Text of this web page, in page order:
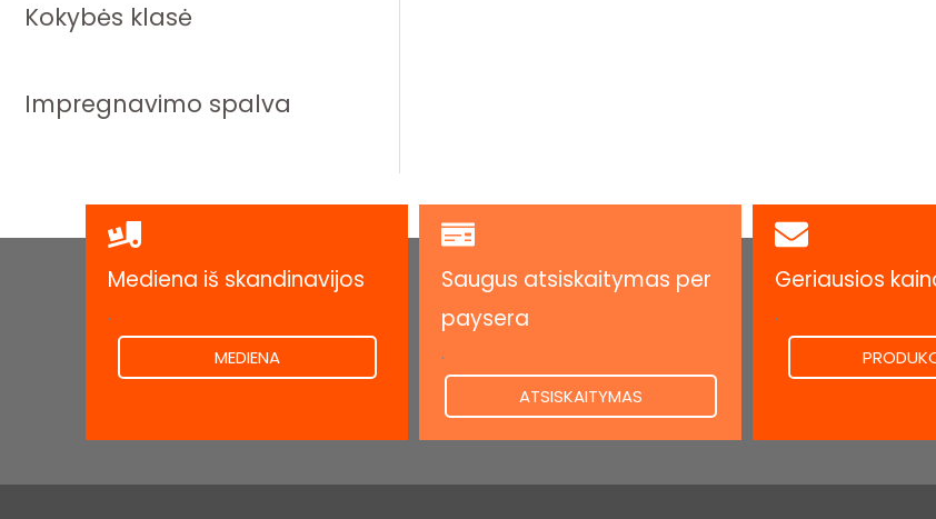
Kokybės klasė
Impregnavimo spalva
Mediena iš skandinavijos
.
MEDIENA
Saugus atsiskaitymas per
paysera
.
ATSISKAITYMAS
Geriausios
.